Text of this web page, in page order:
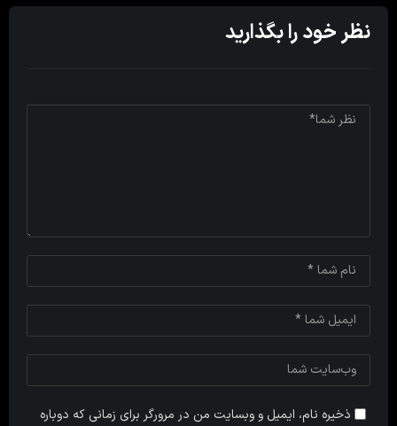
نظر خود را بگذارید
ذخیره نام، ایمیل و وبسایت من در مرورگر برای زمانی که دوباره